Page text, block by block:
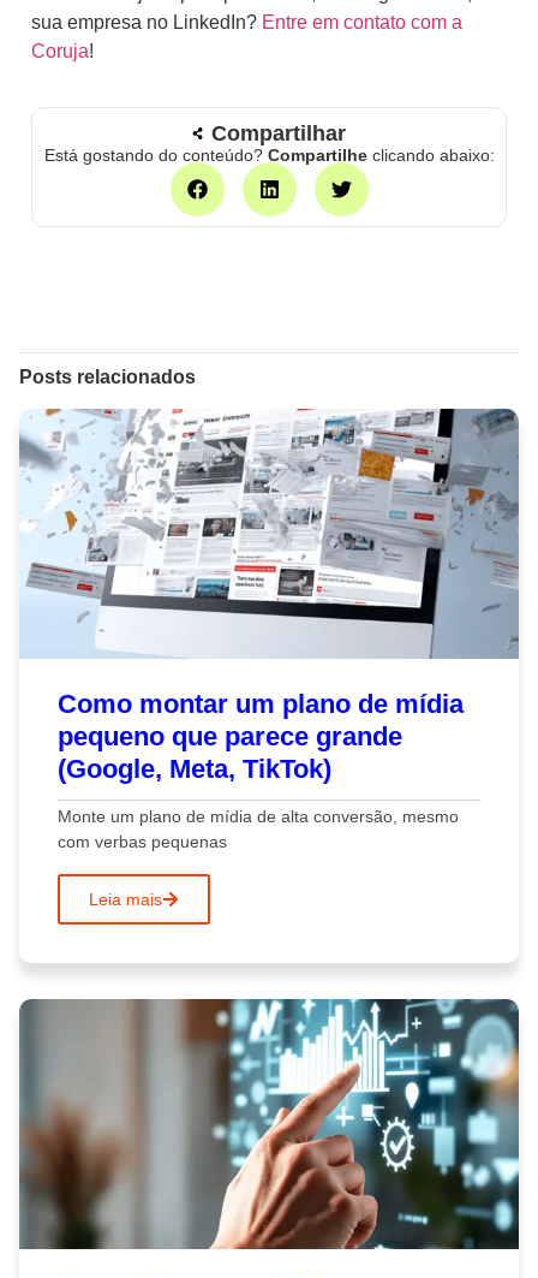
sua empresa no LinkedIn? Entre em contato com a
Coruja!
Compartilhar
Está gostando do conteúdo? Compartilheclicando abaixo:
Posts relacionados
Como montar um plano de mídia
pequeno que parece grande
(Google, Meta, TikTok)
Monte um plano de mídia de alta conversão, mesmo
com verbas pequenas
Leia mais